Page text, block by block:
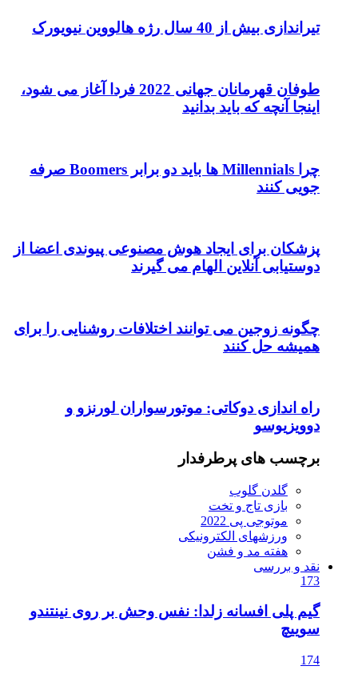
تیراندازی بیش از 40 سال رژه هالووین نیویورک
طوفان قهرمانان جهانی 2022 فردا آغاز می شود،
اینجا آنچه که باید بدانید
چرا Millennials ها باید دو برابر Boomers صرفه
جویی کنند
پزشکان برای ایجاد هوش مصنوعی پیوندی اعضا از
دوستیابی آنلاین الهام می گیرند
چگونه زوجین می توانند اختلافات روشنایی را برای
همیشه حل کنند
راه اندازی دوکاتی: موتورسواران لورنزو و
دوویزیوسو
برچسب های پرطرفدار
گلدن گلوب
بازی تاج و تخت
موتوجی پی 2022
ورزشهای الکترونیکی
هفته مد و فشن
نقد و بررسی
173
گیم پلی افسانه زلدا: نفس وحش بر روی نینتندو
سوییچ
174